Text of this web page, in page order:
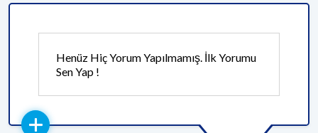
Henüz Hiç Yorum Yapılmamış. İlk Yorumu
Sen Yap !